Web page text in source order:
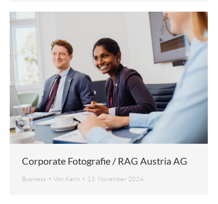
Corporate Fotografie / RAG Austria AG
Business Von Karin 13. November 2024